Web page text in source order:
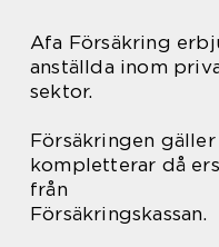
Afa Försäkring
anställda inom
sektor.
Försäkringen
kompletterar då
från
Försäkringskassan.